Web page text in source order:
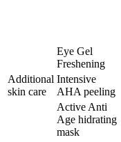
Eye Gel
Freshening
Additional
skin care
Intensive
AHA peeling
Active Anti
Age hidrating
mask